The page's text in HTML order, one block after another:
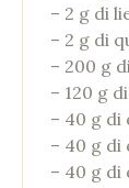
– 2 g di
– 2 g di
– 200 g
– 120 g
– 40 g
– 40 g
– 40 g di